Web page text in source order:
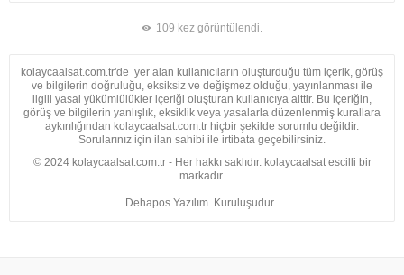
109 kez görüntülendi.
kolaycaalsat.com.tr'de yer alan kullanıcıların oluşturduğu tüm içerik, görüş
ve bilgilerin doğruluğu, eksiksiz ve değişmez olduğu, yayınlanması ile
ilgili yasal yükümlülükler içeriği oluşturan kullanıcıya aittir. Bu içeriğin,
görüş ve bilgilerin yanlışlık, eksiklik veya yasalarla düzenlenmiş kurallara
aykırılığından kolaycaalsat.com.tr hiçbir şekilde sorumlu değildir.
Sorularınız için ilan sahibi ile irtibata geçebilirsiniz.
© 2024 kolaycaalsat.com.tr - Her hakkı saklıdır. kolaycaalsat escilli bir
markadır.
Dehapos Yazılım. Kuruluşudur.